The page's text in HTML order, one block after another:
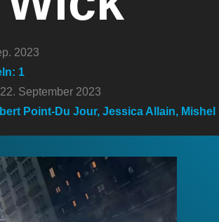
2023
1
September 2023
Point-Du Jour, Jessica Allain, Mishel